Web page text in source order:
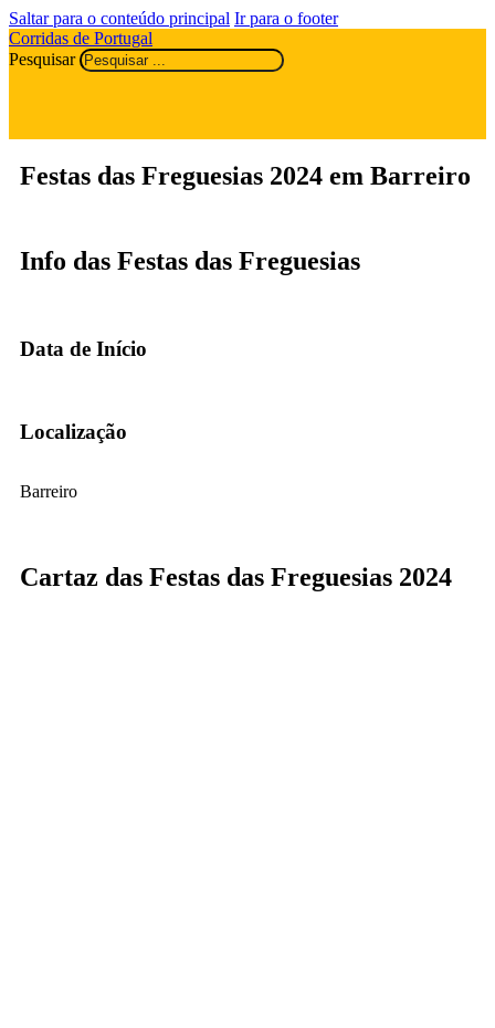
Saltar para o conteúdo principal Ir para o footer
Corridas de Portugal
Pesquisar
Festas das Freguesias 2024 em Barreiro
Info das Festas das Freguesias
Data de Início
Localização
Barreiro
Cartaz das Festas das Freguesias 2024